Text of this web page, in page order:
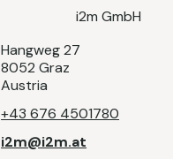
i2m GmbH
Hangweg 27
8052 Graz
Austria
+43 676 4501780
i2m@i2m.at